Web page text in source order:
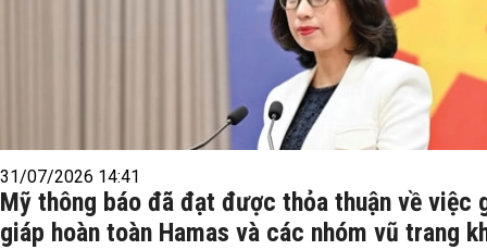
31/07/2026 14:41
Mỹ thông báo đã đạt được thỏa thuận về việc
giáp hoàn toàn Hamas và các nhóm vũ trang